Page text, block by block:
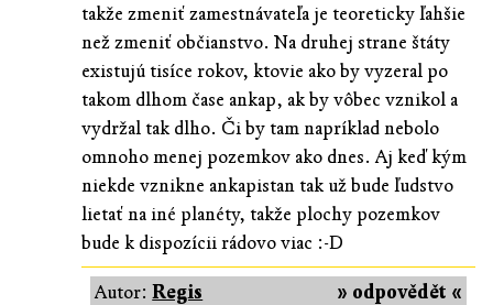
takže zmeniť zamestnávateľa je teoreticky ľahšie
než zmeniť občianstvo. Na druhej strane štáty
existujú tisíce rokov, ktovie ako by vyzeral po
takom dlhom čase ankap, ak by vôbec vznikol a
vydržal tak dlho. Či by tam napríklad nebolo
omnoho menej pozemkov ako dnes. Aj keď kým
niekde vznikne ankapistan tak už bude ľudstvo
lietať na iné planéty, takže plochy pozemkov
bude k dispozícii rádovo viac :-D
» odpovědět «
Autor:Regis